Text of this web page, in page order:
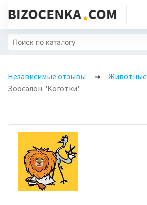
Независимые отзывы
Животные
Зоосалон "Коготки"